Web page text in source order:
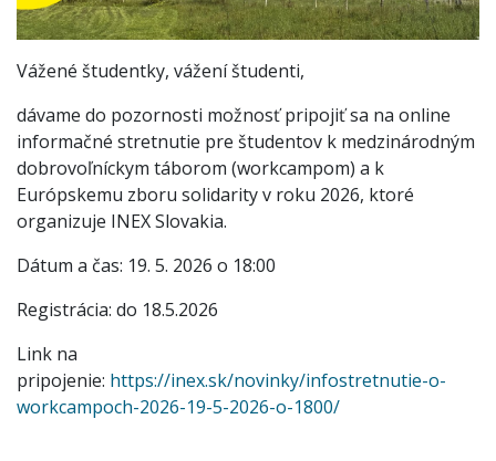
Vážené študentky, vážení študenti,
dávame do pozornosti možnosť pripojiť sa na online
informačné stretnutie pre študentov k medzinárodným
dobrovoľníckym táborom (workcampom) a k
Európskemu zboru solidarity v roku 2026, ktoré
organizuje INEX Slovakia.
Dátum a čas: 19. 5. 2026 o 18:00
Registrácia: do 18.5.2026
Link na
pripojenie: https://inex.sk/novinky/infostretnutie-o-
workcampoch-2026-19-5-2026-o-1800/